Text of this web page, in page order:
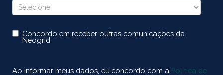
Concordo em receber outras comunicações da
Neogrid
Ao informar meus dados, eu concordo com a Política de